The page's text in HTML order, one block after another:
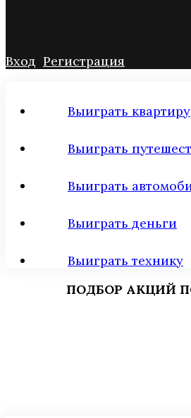
Вход Регистрация
Выиграть квартиру
Выиграть
Выиграть
Выиграть деньги
Выиграть технику
ПОДБОР АКЦИЙ